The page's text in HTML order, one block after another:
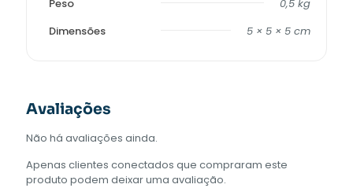
Peso
0,5 kg
Dimensões
5 × 5 × 5 cm
Avaliações
Não há avaliações ainda.
Apenas clientes conectados que compraram este
produto podem deixar uma avaliação.